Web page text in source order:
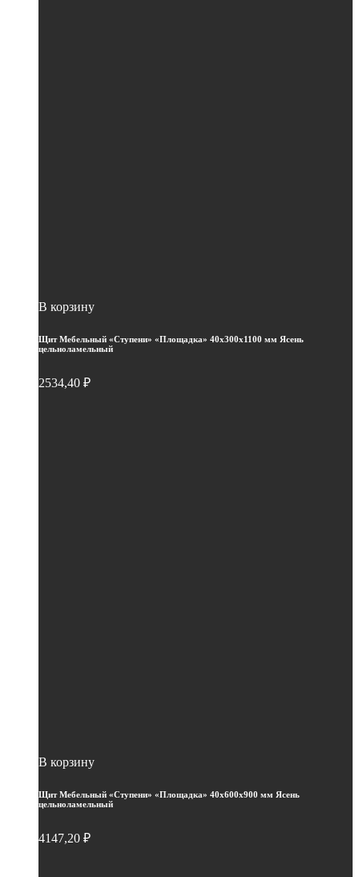
В корзину
Щит Мебельный «Ступени» «Площадка» 40х300х1100 мм Ясень
цельноламельный
2534,40 ₽
В корзину
Щит Мебельный «Ступени» «Площадка» 40х600х900 мм Ясень
цельноламельный
4147,20 ₽